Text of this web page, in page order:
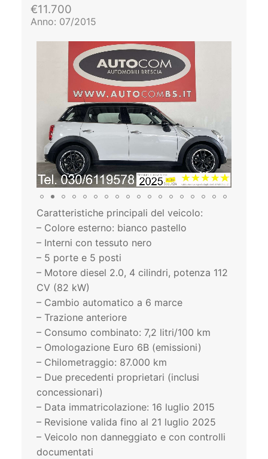
€11.700
Anno: 07/2015
Caratteristiche principali del veicolo:
– Colore esterno: bianco pastello
– Interni con tessuto nero
– 5 porte e 5 posti
– Motore diesel 2.0, 4 cilindri, potenza 112
CV (82 kW)
– Cambio automatico a 6 marce
– Trazione anteriore
– Consumo combinato: 7,2 litri/100 km
– Omologazione Euro 6B (emissioni)
– Chilometraggio: 87.000 km
– Due precedenti proprietari (inclusi
concessionari)
– Data immatricolazione: 16 luglio 2015
– Revisione valida fino al 21 luglio 2025
– Veicolo non danneggiato e con controlli
documentati